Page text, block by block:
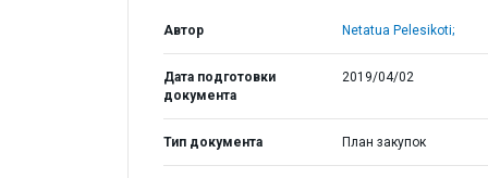
Автор Netatua Pelesikoti;
Дата подготовки
документа
2019/04/02
Тип документа План закупок